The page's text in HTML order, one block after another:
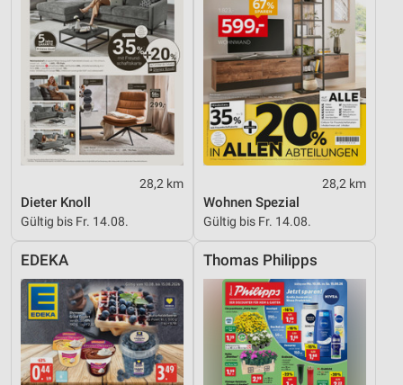
28,2 km
Dieter Knoll
Gültig bis Fr. 14.08.
28,2 km
Wohnen Spezial
Gültig bis Fr. 14.08.
EDEKA Thomas Philipps